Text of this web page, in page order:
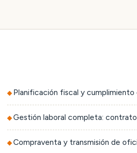
Planificación fiscal y
Gestión laboral completa:
Compraventa y transmisión de